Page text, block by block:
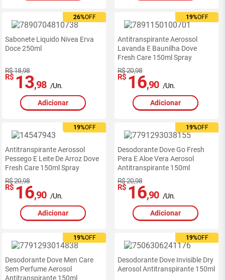
26%OFF
26%OFF
Sabonete Liquido Nivea Erva
Doce 250ml
R$ 18,98
R$ 13,98 /Un.
Adicionar
19%OFF
19%OFF
Antitranspirante Aerossol
Lavanda E Baunilha Dove
Fresh Care 150ml Spray
R$ 20,98
R$ 16,90 /Un.
Adicionar
19%OFF
19%OFF
Antitranspirante Aerossol
Pessego E Leite De Arroz Dove
Fresh Care 150ml Spray
R$ 20,98
R$ 16,90 /Un.
Adicionar
19%OFF
19%OFF
Desodorante Dove Go Fresh
Pera E Aloe Vera Aerosol
Antitranspirante 150ml
R$ 20,98
R$ 16,90 /Un.
Adicionar
19%OFF
19%OFF
Desodorante Dove Men Care
Sem Perfume Aerosol
Antitranspirante 150ml
19%OFF
19%OFF
Desodorante Dove Invisible Dry
Aerosol Antitranspirante 150ml